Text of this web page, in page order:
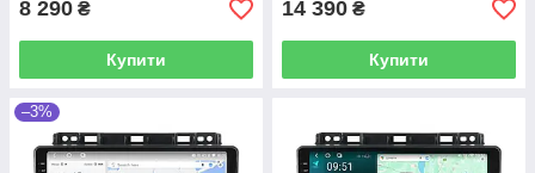
8 290 ₴
Купити
14 390 ₴
Купити
–3%